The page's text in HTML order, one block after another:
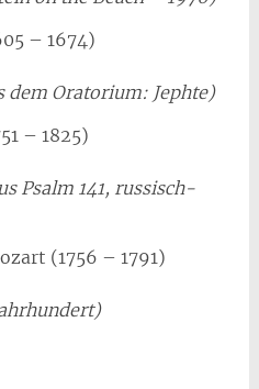
– 1674)
dem Oratorium: Jephte)
– 1825)
Psalm 141, russisch-
(1756 – 1791)